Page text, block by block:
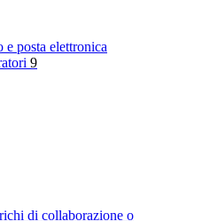
e posta elettronica
9
di collaborazione o